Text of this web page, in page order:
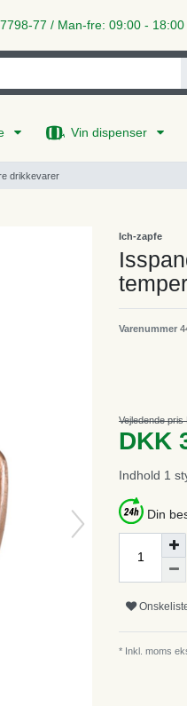
77 / Man-fre: 09:00 - 18:00
Vin dispenser
drikkevarer
Ich-zapfe
Varenummer
Vejledende pris
DKK
Indhold 1
Din
* Inkl. moms